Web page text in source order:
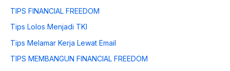
TIPS FINANCIAL FREEDOM
Tips Lolos Menjadi TKI
Tips Melamar Kerja Lewat Email
TIPS MEMBANGUN FINANCIAL FREEDOM